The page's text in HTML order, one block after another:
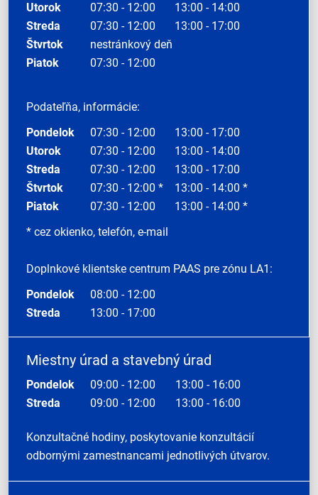
Utorok
07:30 - 12:00
13:00 - 14:00
Streda
07:30 - 12:00
13:00 - 17:00
Štvrtok
nestránkový deň
Piatok
07:30 - 12:00
Podateľňa, informácie:
Pondelok
07:30 - 12:00
13:00 - 17:00
Utorok
07:30 - 12:00
13:00 - 14:00
Streda
07:30 - 12:00
13:00 - 17:00
Štvrtok
07:30 - 12:00 *
13:00 - 14:00 *
Piatok
07:30 - 12:00
13:00 - 14:00 *
* cez okienko, telefón, e-mail
Doplnkové klientske centrum PAAS pre zónu LA1:
Pondelok
08:00 - 12:00
Streda
13:00 - 17:00
Miestny úrad a stavebný úrad
Pondelok 09:00 - 12:00
13:00 - 16:00
Streda
09:00 - 12:00 13:00 - 16:00
Konzultačné hodiny, poskytovanie konzultácií
odbornými zamestnancami jednotlivých útvarov.